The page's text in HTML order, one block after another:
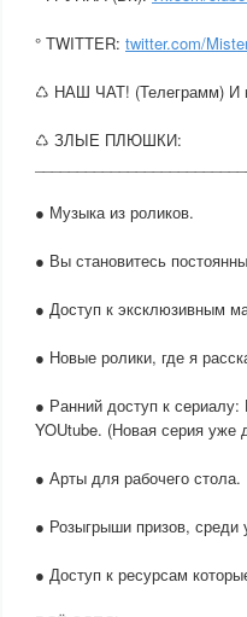
° TWITTER: twitter.com/
♺ НАШ ЧАТ! (Телеграмм) И
♺ ЗЛЫЕ ПЛЮШКИ:
● Музыка из роликов.
● Вы становитесь
● Доступ к эксклюзивным
● Новые ролики, где я
● Ранний доступ к
YOUtube. (Новая серия уже
● Арты для рабочего стола.
● Розыгрыши призов, среди
● Доступ к ресурсам